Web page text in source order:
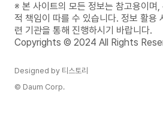
설치하기PC버전 설치하기카카오톡 다운로드
아야 할 점카카오톡을 다운로드하기 전에, 먼
기에 맞는 버전을 선택하는 것이 중요합니다.
오톡은 안드로이드와 iOS(아이..
※ 본 사이트의 모든 정보는 참고용이며,
적 책임이 따를 수 있습니다. 정보 활용
련 기관을 통해 진행하시기 바랍니다.
Copyrights © 2024 All Rights
Designed by 티스토리
© Daum Corp.